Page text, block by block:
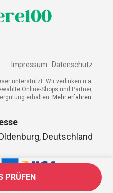
PRÜFEN
Impressum Datenschutz
unterstützt. Wir verlinken u.a.
Online-Shops und Partner,
erhalten. Mehr erfahren.
Deutschland